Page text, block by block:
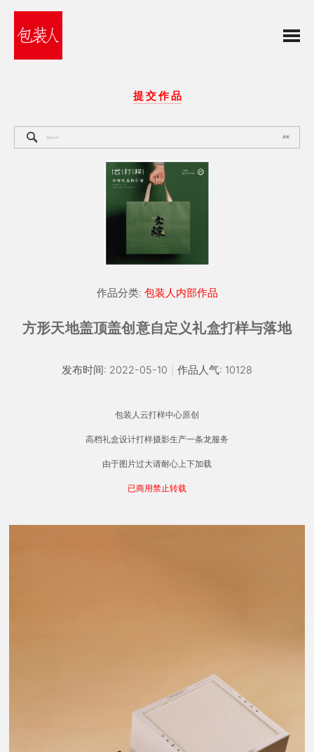
提 交 作 品
搜索
作品分类: 包装人内部作品
方形天地盖顶盖创意自定义礼盒打样与落地
发布时间: 2022-05-10 作品人气: 10128
包装人云打样中心原创
高档礼盒设计打样摄影生产一条龙服务
由于图片过大请耐心上下加载
已商用禁止转载